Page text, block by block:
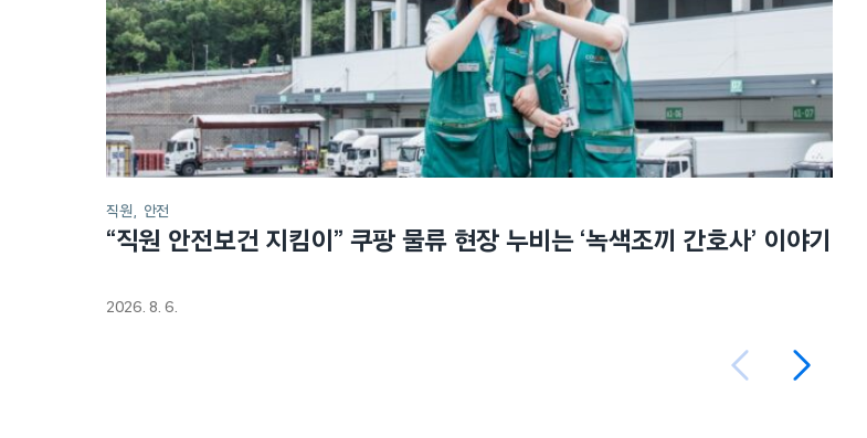
직원 안전
“직원 안전보건 지킴이” 쿠팡 물류 현장 누비는 ‘녹색조끼 간호사’ 이야기
2026. 8. 6.